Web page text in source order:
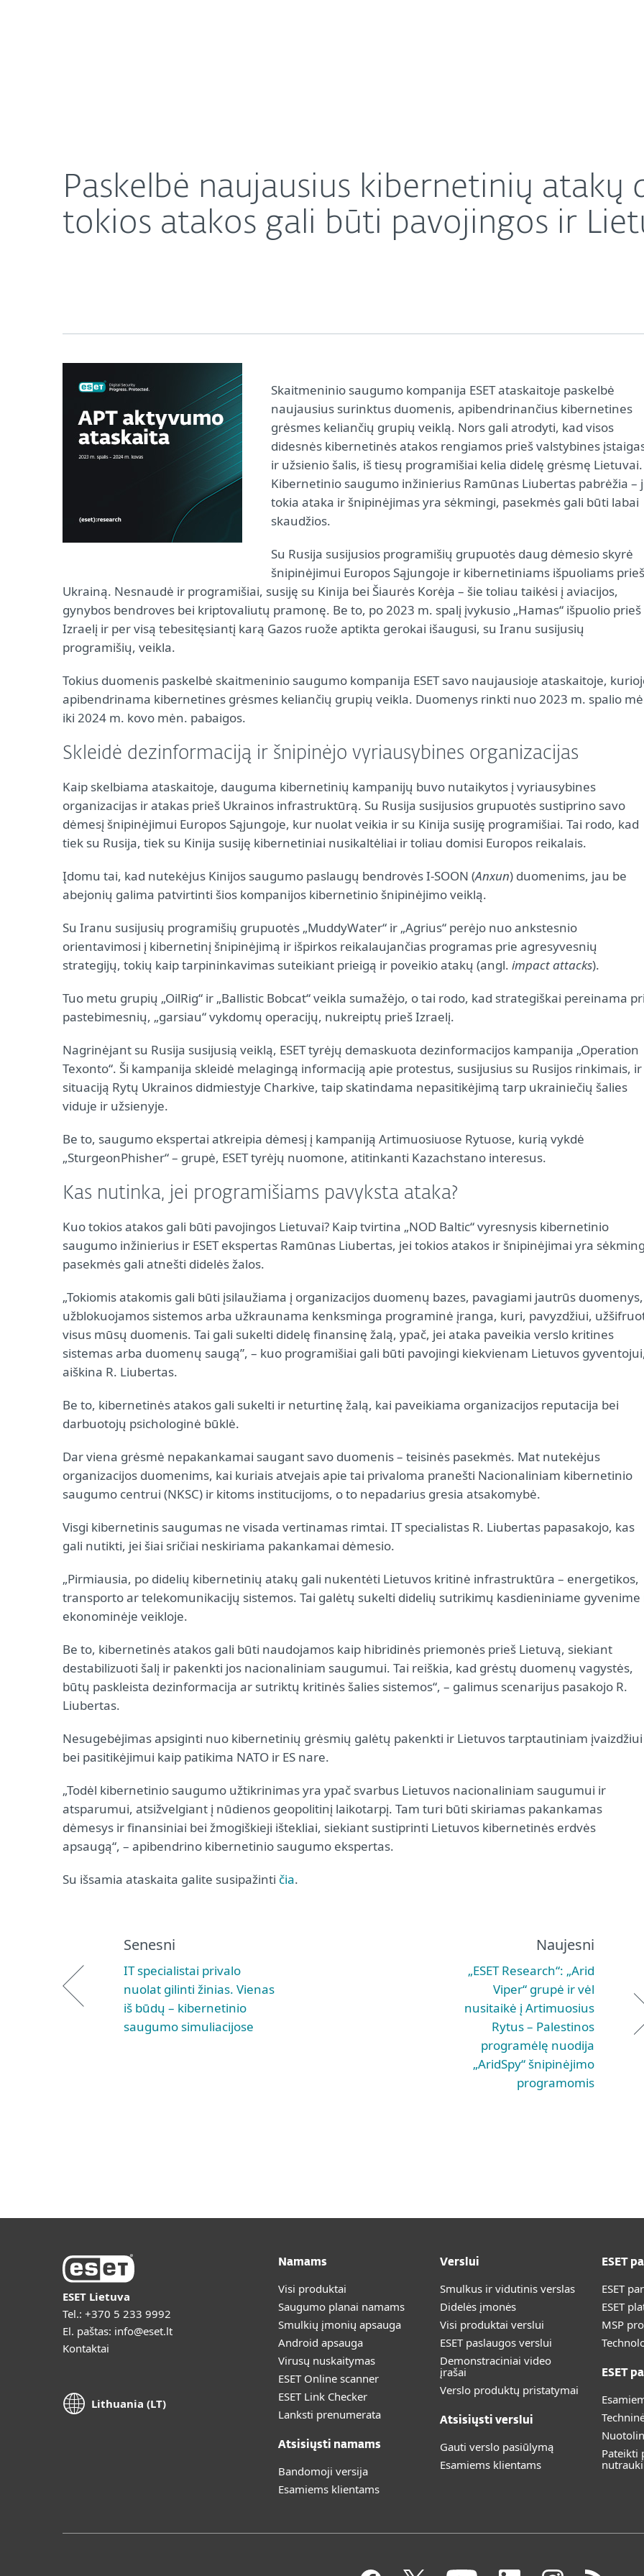
Paskelbė naujausius kibernetinių atakų
tokios atakos gali būti pavojingos ir
Skaitmeninio saugumo kompanija ESET ataskaitoje paskelbė
naujausius surinktus duomenis, apibendrinančius kibernetines
grėsmes keliančių grupių veiklą. Nors gali atrodyti, kad visos
didesnės kibernetinės atakos rengiamos prieš valstybines
ir užsienio šalis, iš tiesų programišiai kelia didelę grėsmę Lietuvai.
Kibernetinio saugumo inžinierius Ramūnas Liubertas pabrėžia –
tokia ataka ir šnipinėjimas yra sėkmingi, pasekmės gali būti labai
skaudžios.
Su Rusija susijusios programišių grupuotės daug dėmesio skyrė
šnipinėjimui Europos Sąjungoje ir kibernetiniams išpuoliams prieš
Ukrainą. Nesnaudė ir programišiai, susiję su Kinija bei Šiaurės Korėja – šie toliau taikėsi į aviacijos,
gynybos bendroves bei kriptovaliutų pramonę. Be to, po 2023 m. spalį įvykusio „Hamas“ išpuolio prieš
Izraelį ir per visą tebesitęsiantį karą Gazos ruože aptikta gerokai išaugusi, su Iranu susijusių
programišių, veikla.
Tokius duomenis paskelbė skaitmeninio saugumo kompanija ESET savo naujausioje ataskaitoje,
apibendrinama kibernetines grėsmes keliančių grupių veikla. Duomenys rinkti nuo 2023 m. spalio
iki 2024 m. kovo mėn. pabaigos.
Skleidė dezinformaciją ir šnipinėjo vyriausybines organizacijas
Kaip skelbiama ataskaitoje, dauguma kibernetinių kampanijų buvo nutaikytos į vyriausybines
organizacijas ir atakas prieš Ukrainos infrastruktūrą. Su Rusija susijusios grupuotės sustiprino savo
dėmesį šnipinėjimui Europos Sąjungoje, kur nuolat veikia ir su Kinija susiję programišiai. Tai rodo, kad
tiek su Rusija, tiek su Kinija susiję kibernetiniai nusikaltėliai ir toliau domisi Europos reikalais.
Įdomu tai, kad nutekėjus Kinijos saugumo paslaugų bendrovės I-SOON (Anxun) duomenims, jau be
abejonių galima patvirtinti šios kompanijos kibernetinio šnipinėjimo veiklą.
Su Iranu susijusių programišių grupuotės „MuddyWater“ ir „Agrius“ perėjo nuo ankstesnio
orientavimosi į kibernetinį šnipinėjimą ir išpirkos reikalaujančias programas prie agresyvesnių
strategijų, tokių kaip tarpininkavimas suteikiant prieigą ir poveikio atakų (angl. impact attacks).
Tuo metu grupių „OilRig“ ir „Ballistic Bobcat“ veikla sumažėjo, o tai rodo, kad strategiškai pereinama
pastebimesnių, „garsiau“ vykdomų operacijų, nukreiptų prieš Izraelį.
Nagrinėjant su Rusija susijusią veiklą, ESET tyrėjų demaskuota dezinformacijos kampanija „Operation
Texonto“. Ši kampanija skleidė melagingą informaciją apie protestus, susijusius su Rusijos rinkimais, ir
situaciją Rytų Ukrainos didmiestyje Charkive, taip skatindama nepasitikėjimą tarp ukrainiečių šalies
viduje ir užsienyje.
Be to, saugumo ekspertai atkreipia dėmesį į kampaniją Artimuosiuose Rytuose, kurią vykdė
„SturgeonPhisher“ – grupė, ESET tyrėjų nuomone, atitinkanti Kazachstano interesus.
Kas nutinka, jei programišiams pavyksta ataka?
Kuo tokios atakos gali būti pavojingos Lietuvai? Kaip tvirtina „NOD Baltic“ vyresnysis kibernetinio
saugumo inžinierius ir ESET ekspertas Ramūnas Liubertas, jei tokios atakos ir šnipinėjimai yra
pasekmės gali atnešti didelės žalos.
„Tokiomis atakomis gali būti įsilaužiama į organizacijos duomenų bazes, pavagiami jautrūs duomenys,
užblokuojamos sistemos arba užkraunama kenksminga programinė įranga, kuri, pavyzdžiui,
visus mūsų duomenis. Tai gali sukelti didelę finansinę žalą, ypač, jei ataka paveikia verslo kritines
sistemas arba duomenų saugą”, – kuo programišiai gali būti pavojingi kiekvienam Lietuvos
aiškina R. Liubertas.
Be to, kibernetinės atakos gali sukelti ir neturtinę žalą, kai paveikiama organizacijos reputacija bei
darbuotojų psichologinė būklė.
Dar viena grėsmė nepakankamai saugant savo duomenis – teisinės pasekmės. Mat nutekėjus
organizacijos duomenims, kai kuriais atvejais apie tai privaloma pranešti Nacionaliniam kibernetinio
saugumo centrui (NKSC) ir kitoms institucijoms, o to nepadarius gresia atsakomybė.
Visgi kibernetinis saugumas ne visada vertinamas rimtai. IT specialistas R. Liubertas papasakojo, kas
gali nutikti, jei šiai sričiai neskiriama pakankamai dėmesio.
„Pirmiausia, po didelių kibernetinių atakų gali nukentėti Lietuvos kritinė infrastruktūra – energetikos,
transporto ar telekomunikacijų sistemos. Tai galėtų sukelti didelių sutrikimų kasdieniniame gyvenime
ekonominėje veikloje.
Be to, kibernetinės atakos gali būti naudojamos kaip hibridinės priemonės prieš Lietuvą, siekiant
destabilizuoti šalį ir pakenkti jos nacionaliniam saugumui. Tai reiškia, kad grėstų duomenų vagystės,
būtų paskleista dezinformacija ar sutriktų kritinės šalies sistemos“, – galimus scenarijus pasakojo R.
Liubertas.
Nesugebėjimas apsiginti nuo kibernetinių grėsmių galėtų pakenkti ir Lietuvos tarptautiniam įvaizdžiui
bei pasitikėjimui kaip patikima NATO ir ES nare.
„Todėl kibernetinio saugumo užtikrinimas yra ypač svarbus Lietuvos nacionaliniam saugumui ir
atsparumui, atsižvelgiant į nūdienos geopolitinį laikotarpį. Tam turi būti skiriamas pakankamas
dėmesys ir finansiniai bei žmogiškieji ištekliai, siekiant sustiprinti Lietuvos kibernetinės erdvės
apsaugą“, – apibendrino kibernetinio saugumo ekspertas.
Su išsamia ataskaita galite susipažinti čia.
Senesni
IT specialistai privalo
nuolat gilinti žinias. Vienas
iš būdų – kibernetinio
saugumo simuliacijose
Naujesni
„ESET Research“: „Arid
Viper“ grupė ir vėl
nusitaikė į Artimuosius
Rytus – Palestinos
programėlę nuodija
„AridSpy“ šnipinėjimo
programomis
ESET Lietuva
Tel.: +370 5 233 9992
El. paštas: info@eset.lt
Kontaktai
Lithuania (LT)
Namams
Visi produktai
Saugumo planai namams
Smulkių įmonių apsauga
Android apsauga
Virusų nuskaitymas
ESET Online scanner
ESET Link Checker
Lanksti prenumerata
Atsisiųsti namams
Bandomoji versija
Esamiems klientams
Verslui
Smulkus ir vidutinis verslas
Didelės įmonės
Visi produktai verslui
ESET paslaugos verslui
Demonstraciniai video
įrašai
Verslo produktų pristatymai
Atsisiųsti verslui
Gauti verslo pasiūlymą
Esamiems klientams
ESET
ESET
ESET
MSP
ESET
Pateikti